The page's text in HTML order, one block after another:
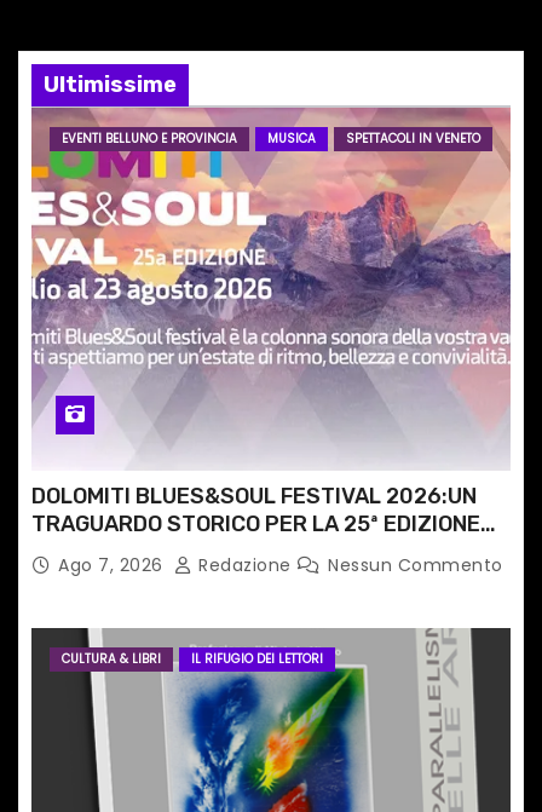
a
r
t
i
c
o
l
i
Ultimissime
EVENTI BELLUNO E PROVINCIA MUSICA SPETTACOLI IN VENETO
DOLOMITI BLUES&SOUL FESTIVAL 2026:UN
TRAGUARDO STORICO PER LA 25ª EDIZIONE
TRA LE CIME PATRIMONIO UNESCO
Ago 7, 2026 Redazione Nessun Commento
CULTURA & LIBRI IL RIFUGIO DEI LETTORI